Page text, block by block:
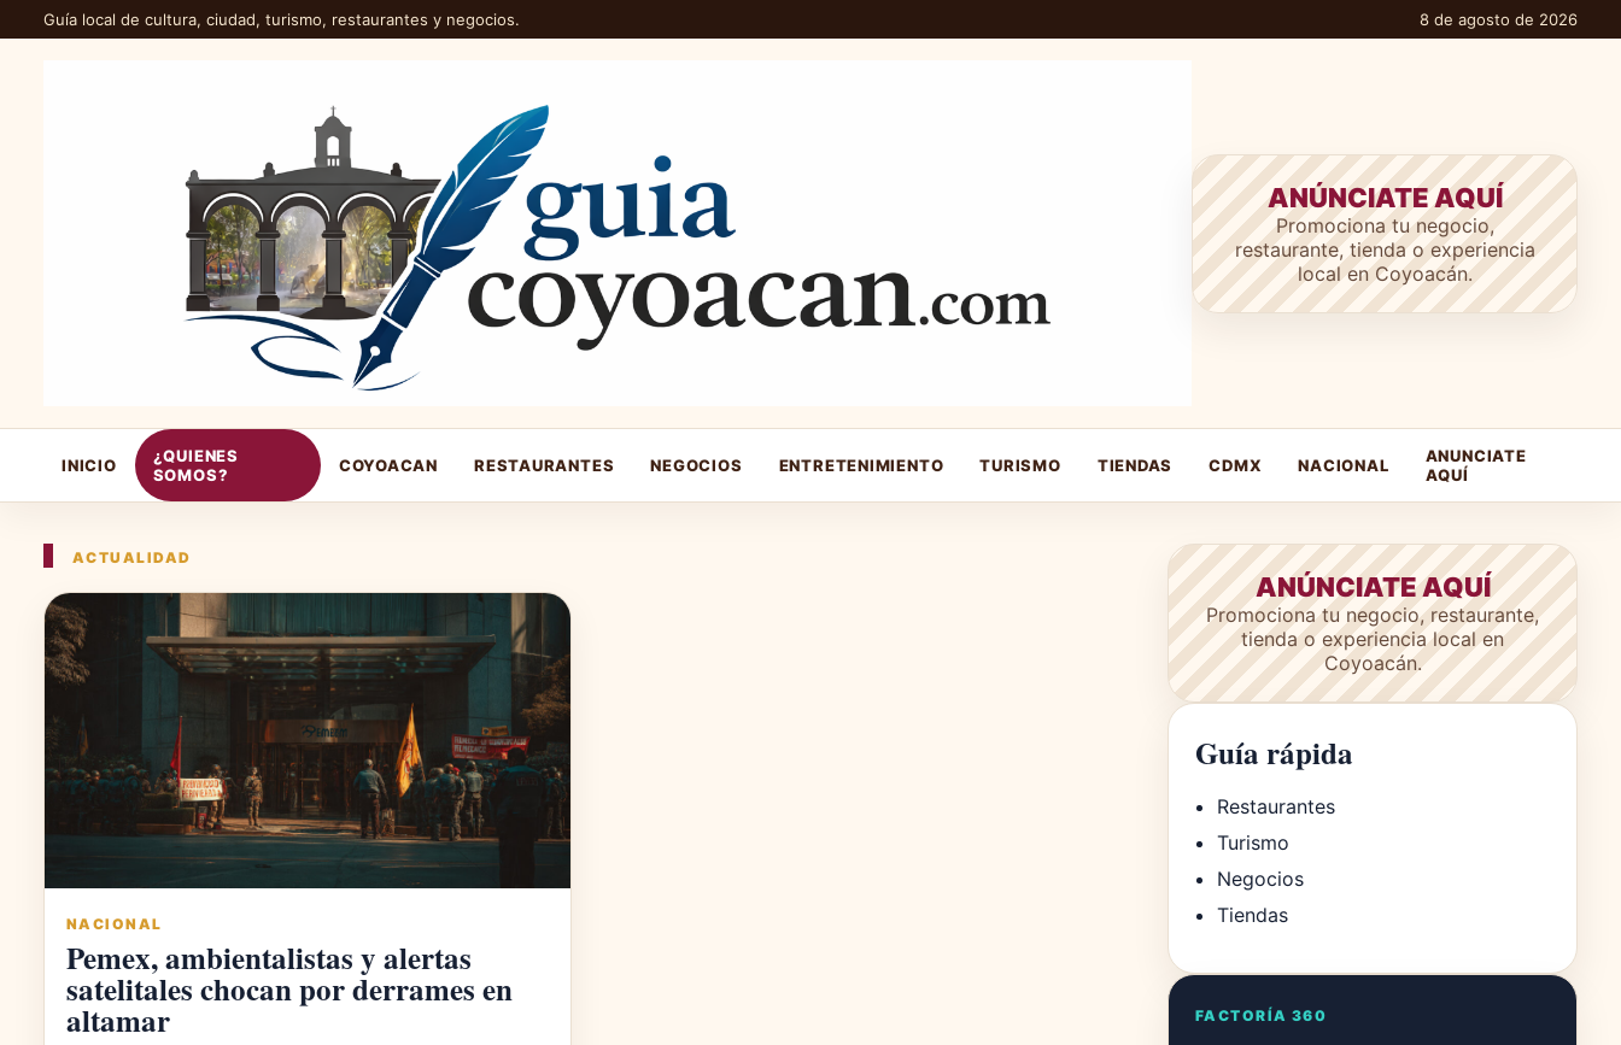
Guía local de cultura, ciudad, turismo, restaurantes y negocios. 8 de agosto de 2026
ANÚNCIATE AQUÍ
Promociona tu negocio,
restaurante, tienda o experiencia
local en Coyoacán.
INICIO
¿QUIENES
SOMOS?
COYOACAN RESTAURANTES NEGOCIOS ENTRETENIMIENTO TURISMO TIENDAS CDMX NACIONAL
ANUNCIATE
AQUÍ
ACTUALIDAD
NACIONAL
Pemex, ambientalistas y alertas
satelitales chocan por derrames en
altamar
ANÚNCIATE AQUÍ
Promociona tu negocio, restaurante,
tienda o experiencia local en
Coyoacán.
Guía rápida
Restaurantes
Turismo
Negocios
Tiendas
FACTORÍA 360